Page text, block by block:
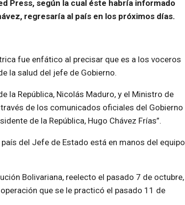
Press, según la cual éste habría informado
regresaría al país en los próximos días.
fue enfático al precisar que es a los voceros
la salud del jefe de Gobierno.
la República, Nicolás Maduro, y el Ministro de
de los comunicados oficiales del Gobierno
de la República, Hugo Chávez Frías”.
del Jefe de Estado está en manos del equipo
Bolivariana, reelecto el pasado 7 de octubre,
que se le practicó el pasado 11 de